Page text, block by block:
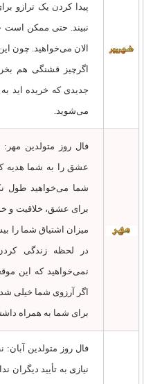
پیدا کردن یک ترازو
نبیند. حتی ممکن است
الان می‌خواهید. چون
اگرچیز قشنگی هم
جدیدی که خریده اید
می‌شوید.
فال روز متولدین
عشق را به شما هدیه
شما می‌خواهید طول
برای عشق، خلاقیت و
میزان اشتیاق شما را
در لحظه زندگی
نمی‌خواهید که این
اگر آرزوی شما خیلی
برای شما به همراه
فال روز متولدین
نیازی به تأیید دیگران